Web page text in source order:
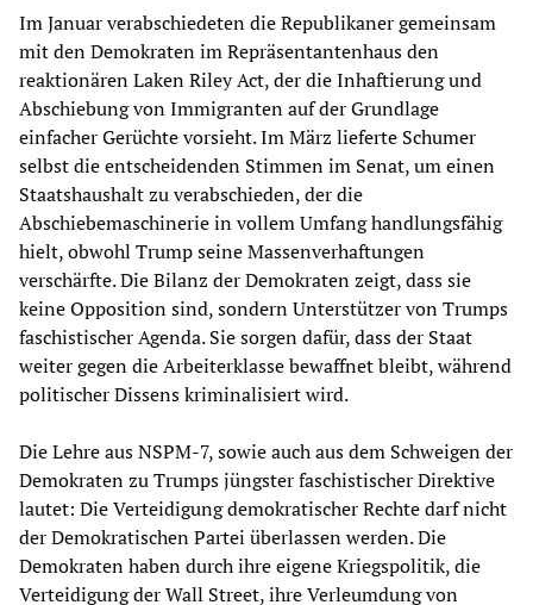
Im Januar verabschiedeten die Republikaner gemeinsam
mit den Demokraten im Repräsentantenhaus den
reaktionären Laken Riley Act, der die Inhaftierung und
Abschiebung von Immigranten auf der Grundlage
einfacher Gerüchte vorsieht. Im März lieferte Schumer
selbst die entscheidenden Stimmen im Senat, um einen
Staatshaushalt zu verabschieden, der die
Abschiebemaschinerie in vollem Umfang handlungsfähig
hielt, obwohl Trump seine Massenverhaftungen
verschärfte. Die Bilanz der Demokraten zeigt, dass sie
keine Opposition sind, sondern Unterstützer von Trumps
faschistischer Agenda. Sie sorgen dafür, dass der Staat
weiter gegen die Arbeiterklasse bewaffnet bleibt, während
politischer Dissens kriminalisiert wird.
Die Lehre aus NSPM-7, sowie auch aus dem Schweigen der
Demokraten zu Trumps jüngster faschistischer Direktive
lautet: Die Verteidigung demokratischer Rechte darf nicht
der Demokratischen Partei überlassen werden. Die
Demokraten haben durch ihre eigene Kriegspolitik, die
Verteidigung der Wall Street, ihre Verleumdung von